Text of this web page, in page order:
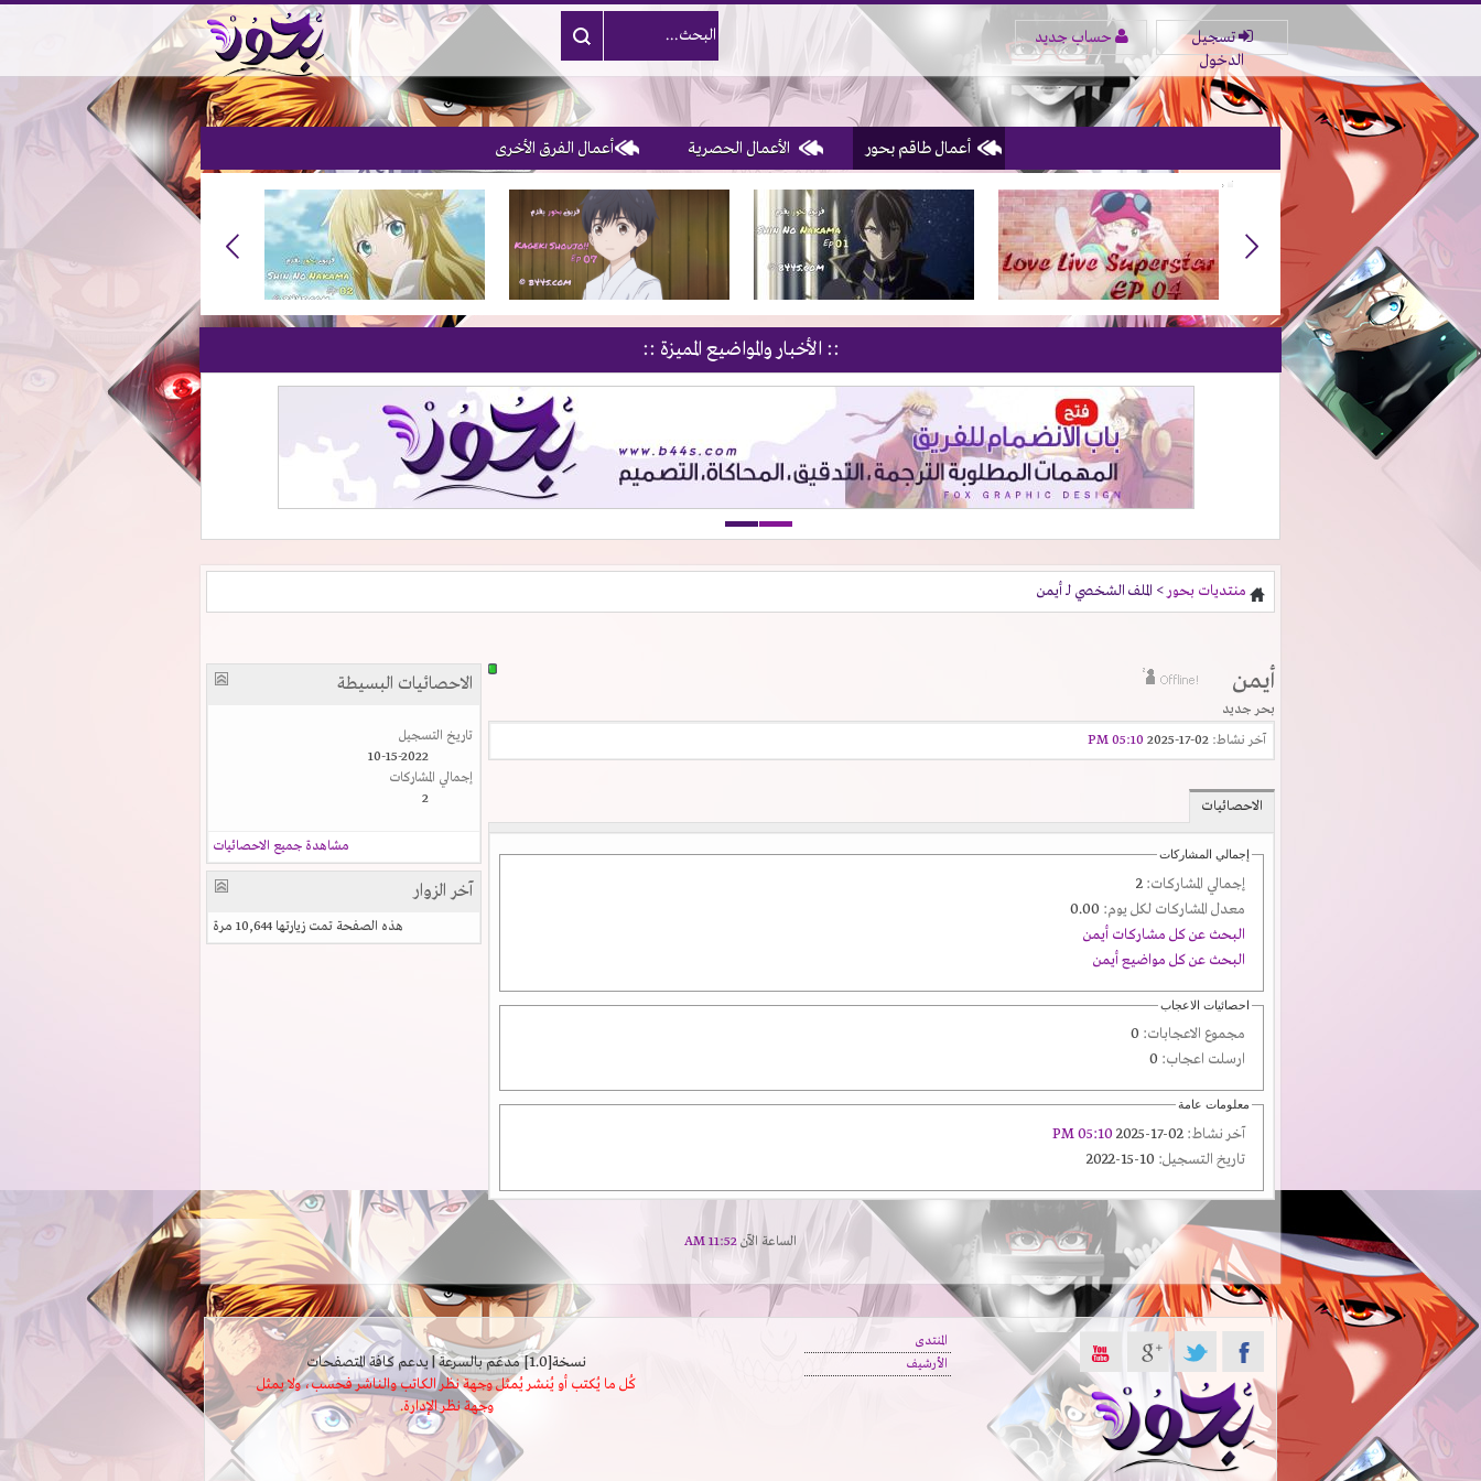
تسجيل
الدخول
حساب جديد
أعمال طاقم بحور الأعمال الحصرية أعمال الفرق الأخرى
1, 2, 3 & 4of 10
:: الأخبار والمواضيع المميزة ::
منتديات بحور > الملف الشخصي لـ أيمن
أيمن
بحر جديد
آخر نشاط:
05:10 PM
الاحصائيات
إجمالي المشاركات
إجمالي المشاركات:
معدل المشاركات لكل يوم:
البحث عن كل مشاركات أيمن
البحث عن كل مواضيع أيمن
احصائيات الاعجاب
مجموع الاعجابات:
ارسلت اعجاب:
معلومات عامة
آخر نشاط:
05:10 PM
تاريخ التسجيل:
الاحصائيات البسيطة
تاريخ التسجيل
10-15-2022
إجمالي المشاركات
2
مشاهدة جميع الاحصائيات
آخر الزوار
هذه الصفحة تمت زيارتها 10,644 مرة
الساعة الآن11:52 AM
المنتدى
الأرشيف
نسخة[1.0] مدعَم بالسرعة | يدعم كافة المتصفحات
كُل ما يُكتب أو يُنشر يُمثل وجهة نظر الكاتب والناشر فحسب، ولا يمثل
وجهة نظر الإدارة.